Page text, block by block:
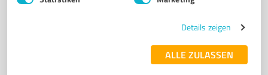
Details zeigen
ALLE ZULASSEN
7 Kfz-Dienstleistungen
Abschleppdienst, Lackiererei und E-Mobilität